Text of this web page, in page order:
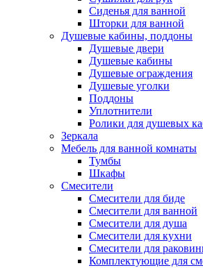
Сиденья для ванной
Шторки для ванной
Душевые кабины, поддоны
Душевые двери
Душевые кабины
Душевые ограждения
Душевые уголки
Поддоны
Уплотнители
Ролики для душевых
Зеркала
Мебель для ванной комнаты
Тумбы
Шкафы
Смесители
Смесители для биде
Смесители для ванной
Смесители для душа
Смесители для кухни
Смесители для
Комплектующие для